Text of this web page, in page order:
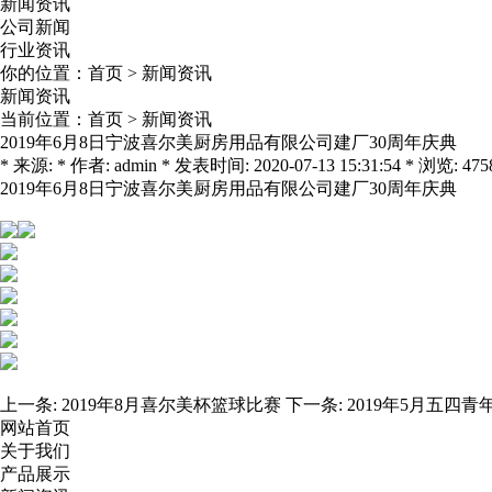
新闻资讯
公司新闻
行业资讯
你的位置： 首页 > 新闻资讯
新闻资讯
当前位置： 首页 > 新闻资讯
2019年6月8日宁波喜尔美厨房用品有限公司建厂30周年庆典
* 来源: * 作者: admin * 发表时间: 2020-07-13 15:31:54 * 浏览:
2019年6月8日宁波喜尔美厨房用品有限公司建厂30周年庆典
上一条: 2019年8月喜尔美杯篮球比赛 下一条: 2019年5月五四青
网站首页
关于我们
产品展示